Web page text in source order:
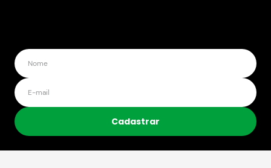
Cadastrar